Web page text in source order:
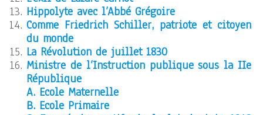
Hippolyte avec l’Abbé Grégoire
Comme Friedrich Schiller, patriote et citoyen
du monde
La Révolution de juillet 1830
Ministre de l’Instruction publique sous la IIe
République
A. Ecole Maternelle
B. Ecole Primaire